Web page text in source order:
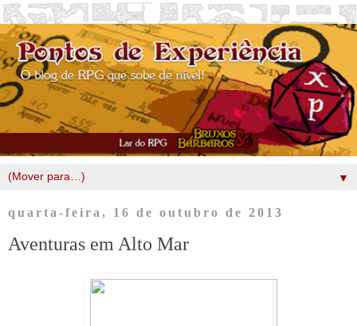
▼
quarta-feira, 16 de outubro de 2013
Aventuras em Alto Mar